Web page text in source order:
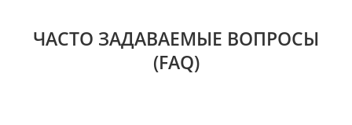
ЧАСТО ЗАДАВАЕМЫЕ ВОПРОСЫ
(FAQ)